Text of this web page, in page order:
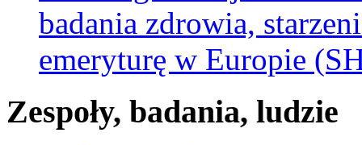
badania zdrowia,
emeryturę w Europie
Zespoły, badania, ludzie